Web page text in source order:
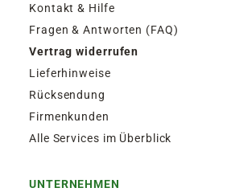
Kontakt & Hilfe
Fragen & Antworten (FAQ)
Vertrag widerrufen
Lieferhinweise
Rücksendung
Firmenkunden
Alle Services im Überblick
UNTERNEHMEN